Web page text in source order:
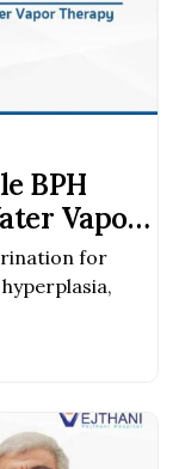
BPH
Vapor
for